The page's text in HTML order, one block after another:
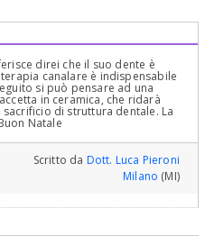
direi che il suo dente è
canalare è indispensabile
si può pensare ad una
in ceramica, che ridarà
di struttura dentale. La
Natale
Scritto da Dott. Luca Pieroni
Milano (MI)